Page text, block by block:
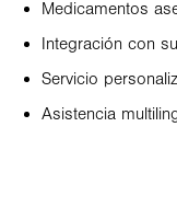
Medicamentos
Integración con
Servicio
Asistencia